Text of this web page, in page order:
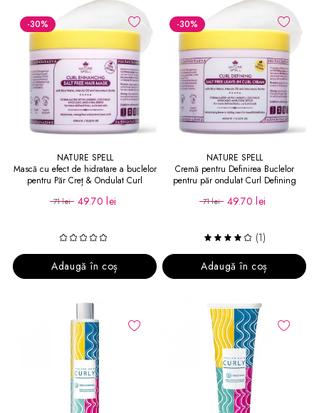
-30%
NATURE SPELL
Mască cu efect de hidratare a buclelor
pentru Păr Creț & Ondulat Curl
71 lei 49.70 lei
Adaugă în coș
-30%
NATURE SPELL
Cremă pentru Definirea Buclelor
pentru păr ondulat Curl Defining
71 lei 49.70 lei
(1)
Adaugă în coș